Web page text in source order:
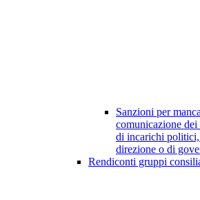
Sanzioni per
comunicazione
di incarichi
direzione o di
Rendiconti gruppi